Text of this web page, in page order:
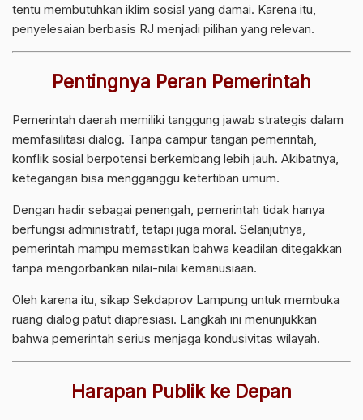
tentu membutuhkan iklim sosial yang damai. Karena itu,
penyelesaian berbasis RJ menjadi pilihan yang relevan.
Pentingnya Peran Pemerintah
Pemerintah daerah memiliki tanggung jawab strategis dalam
memfasilitasi dialog. Tanpa campur tangan pemerintah,
konflik sosial berpotensi berkembang lebih jauh. Akibatnya,
ketegangan bisa mengganggu ketertiban umum.
Dengan hadir sebagai penengah, pemerintah tidak hanya
berfungsi administratif, tetapi juga moral. Selanjutnya,
pemerintah mampu memastikan bahwa keadilan ditegakkan
tanpa mengorbankan nilai-nilai kemanusiaan.
Oleh karena itu, sikap Sekdaprov Lampung untuk membuka
ruang dialog patut diapresiasi. Langkah ini menunjukkan
bahwa pemerintah serius menjaga kondusivitas wilayah.
Harapan Publik ke Depan